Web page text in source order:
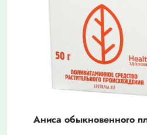
Аниса обыкновенного